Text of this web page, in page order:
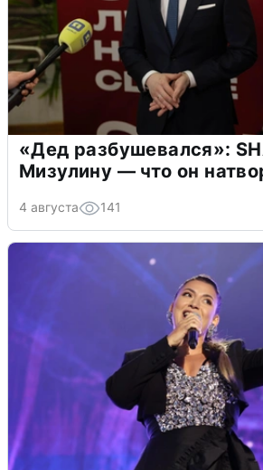
«Дед разбушевался»:
Мизулину — что он
4 августа 141